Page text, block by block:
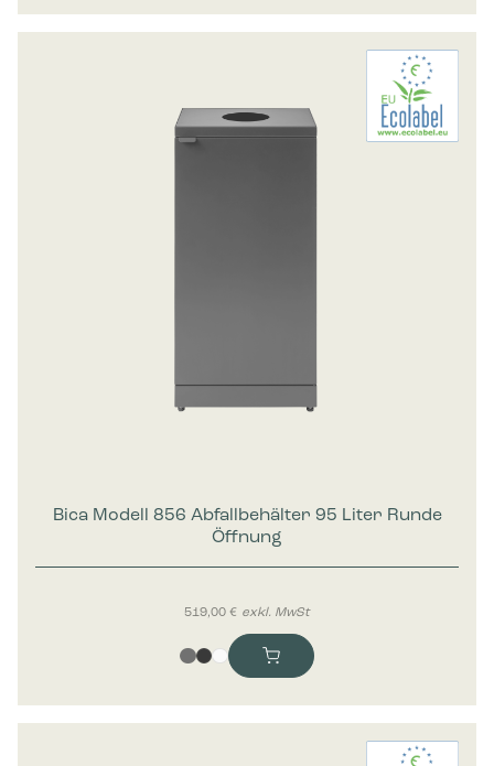
Bica Modell 856 Abfallbehälter 95 Liter Runde
Öffnung
519,00€ exkl. MwSt